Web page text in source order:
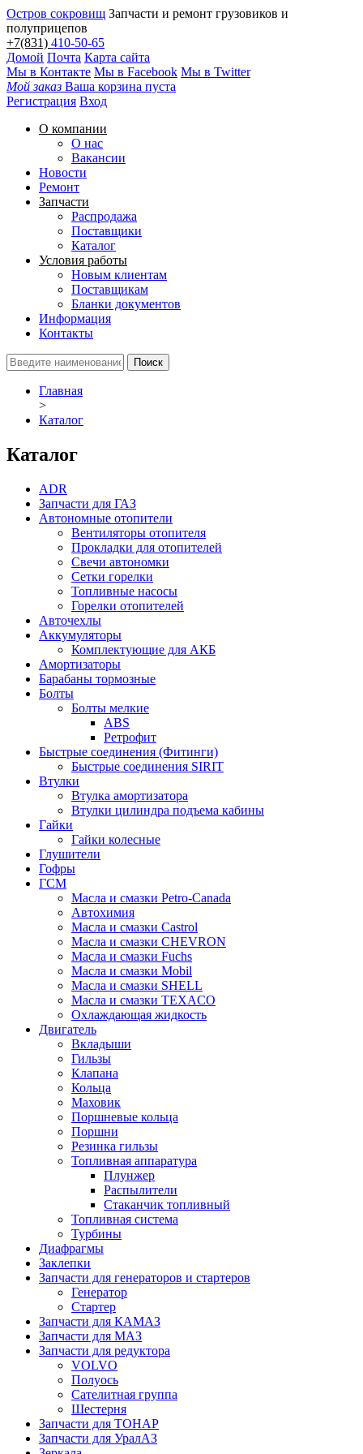
Остров сокровищ Запчасти и ремонт грузовиков и
полуприцепов
+7(831) 410-50-65
Домой Почта Карта сайта
Мы в Контакте Мы в Facebook Мы в Twitter
Мой заказ Ваша корзина пуста
Регистрация Вход
О компании
О нас
Вакансии
Новости
Ремонт
Запчасти
Распродажа
Поставщики
Каталог
Условия работы
Новым клиентам
Поставщикам
Бланки документов
Информация
Контакты
Главная
>
Каталог
Каталог
ADR
Запчасти для ГАЗ
Автономные отопители
Вентиляторы отопителя
Прокладки для отопителей
Свечи автономки
Сетки горелки
Топливные насосы
Горелки отопителей
Авточехлы
Аккумуляторы
Комплектующие для АКБ
Амортизаторы
Барабаны тормозные
Болты
Болты мелкие
ABS
Ретрофит
Быстрые соединения (Фитинги)
Быстрые соединения SIRIT
Втулки
Втулка амортизатора
Втулки цилиндра подъема кабины
Гайки
Гайки колесные
Глушители
Гофры
ГСМ
Масла и смазки Petro-Canada
Автохимия
Масла и смазки Castrol
Масла и смазки CHEVRON
Масла и смазки Fuchs
Масла и смазки Mobil
Масла и смазки SHELL
Масла и смазки TEXACO
Охлаждающая жидкость
Двигатель
Вкладыши
Гильзы
Клапана
Кольца
Маховик
Поршневые кольца
Поршни
Резинка гильзы
Топливная аппаратура
Плунжер
Распылители
Стаканчик топливный
Топливная система
Турбины
Диафрагмы
Заклепки
Запчасти для генераторов и стартеров
Генератор
Стартер
Запчасти для КАМАЗ
Запчасти для МАЗ
Запчасти для редуктора
VOLVO
Полуось
Сателитная группа
Шестерня
Запчасти для ТОНАР
Запчасти для УралАЗ